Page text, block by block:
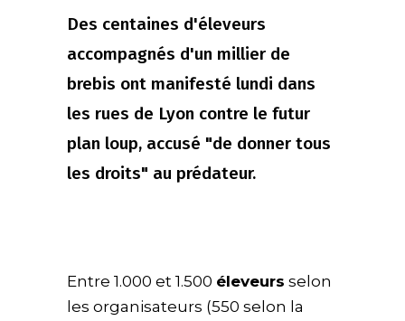
Des centaines d'éleveurs
accompagnés d'un millier de
brebis ont manifesté lundi dans
les rues de Lyon contre le futur
plan loup, accusé "de donner tous
les droits" au prédateur.
Entre 1.000 et 1.500 éleveurs selon
les organisateurs (550 selon la